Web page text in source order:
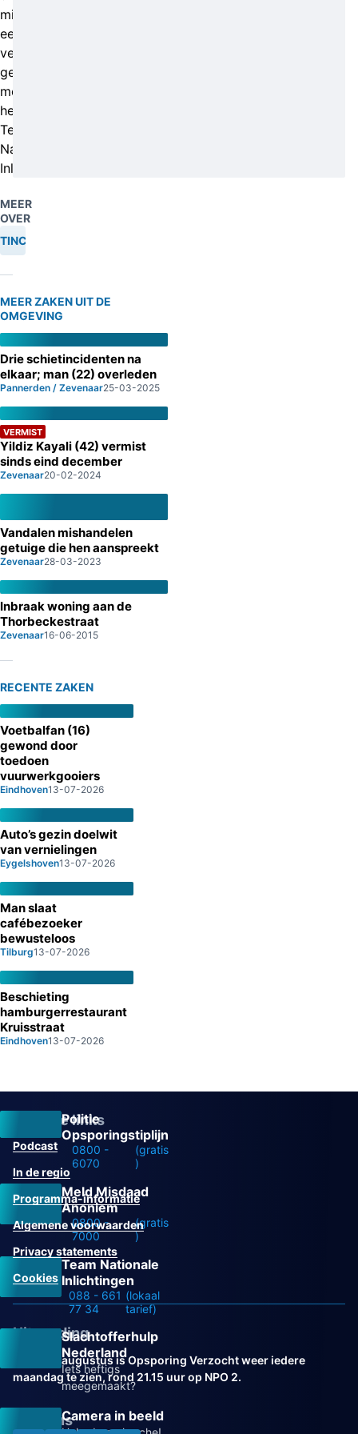
middels
een
vertrouwelijk
gesprek
met
het
Team
Nationale
Inlichtingen.
MEER
OVER
MEER ZAKEN UIT DE
OMGEVING
Drie schietincidenten na
elkaar; man (22) overleden
Pannerden / Zevenaar25-03-2025
VERMIST
Yildiz Kayali (42) vermist
sinds eind december
Zevenaar20-02-2024
Vandalen mishandelen
getuige die hen aanspreekt
Zevenaar28-03-2023
Inbraak woning aan de
Thorbeckestraat
Zevenaar16-06-2015
RECENTE ZAKEN
Voetbalfan (16)
gewond door
toedoen
vuurwerkgooiers
Eindhoven13-07-2026
Auto’s gezin doelwit
van vernielingen
Eygelshoven13-07-2026
Man slaat
cafébezoeker
bewusteloos
Tilburg13-07-2026
Beschieting
hamburgerrestaurant
Kruisstraat
Eindhoven13-07-2026
Politie
Opsporingstiplijn
0800 -
6070
(gratis
)
Meld Misdaad
Anoniem
0800 -
7000
(gratis
)
Team Nationale
Inlichtingen
088 - 661
77 34
(lokaal
tarief)
Slachtofferhulp
Nederland
Iets heftigs
meegemaakt?
Camera in beeld
Overige links
Podcast
In de regio
Programma-informatie
Algemene voorwaarden
Privacy statements
Cookies
Uitzending
Vanaf 31 augustus is Opsporing Verzocht weer iedere
maandag te zien, rond 21.15 uur op NPO 2.
Volg ons